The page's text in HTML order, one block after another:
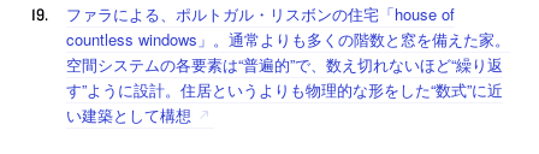
ファラによる、ポルトガル・リスボンの住宅「house of
countless windows」。通常よりも多くの階数と窓を備えた家。
空間システムの各要素は“普遍的”で、数え切れないほど“繰り返
す”ように設計。住居というよりも物理的な形をした“数式”に近
い建築として構想